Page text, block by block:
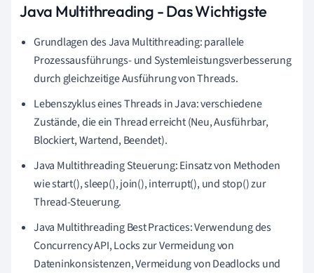
Java Multithreading - Das Wichtigste
Grundlagen des Java Multithreading: parallele
Prozessausführungs- und Systemleistungsverbesserung
durch gleichzeitige Ausführung von Threads.
Lebenszyklus eines Threads in Java: verschiedene
Zustände, die ein Thread erreicht (Neu, Ausführbar,
Blockiert, Wartend, Beendet).
Java Multithreading Steuerung: Einsatz von Methoden
wie start(), sleep(), join(), interrupt(), und stop() zur
Thread-Steuerung.
Java Multithreading Best Practices: Verwendung des
Concurrency API, Locks zur Vermeidung von
Dateninkonsistenzen, Vermeidung von Deadlocks und